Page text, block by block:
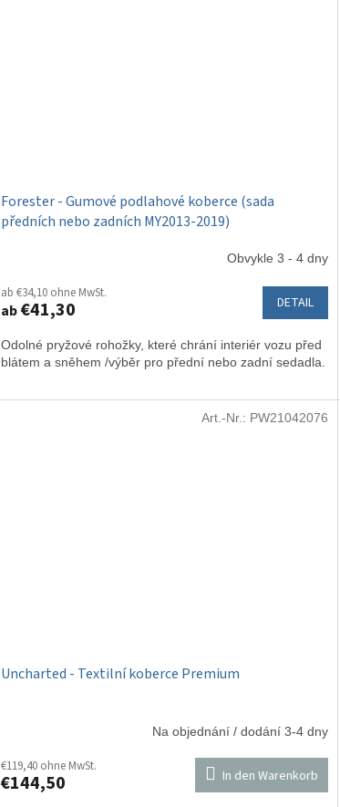
Forester - Gumové podlahové koberce (sada
předních nebo zadních MY2013-2019)
Obvykle 3 - 4 dny
ab €34,10 ohne MwSt.
ab€41,30 DETAIL
Odolné pryžové rohožky, které chrání interiér vozu před
blátem a sněhem /výběr pro přední nebo zadní sedadla.
Uncharted - Textilní koberce Premium
Na objednání / dodání 3-4 dny
€119,40 ohne MwSt.
€144,50 In den Warenkorb
Art.-Nr.: PW21042076